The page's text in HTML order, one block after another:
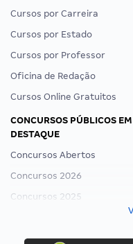
Cursos por Carreira
Cursos por Estado
Cursos por Professor
Oficina de Redação
Cursos Online Gratuitos
CONCURSOS PÚBLICOS EM
DESTAQUE
Concursos Abertos
Concursos 2026
Concursos 2025
Concurso Ibama